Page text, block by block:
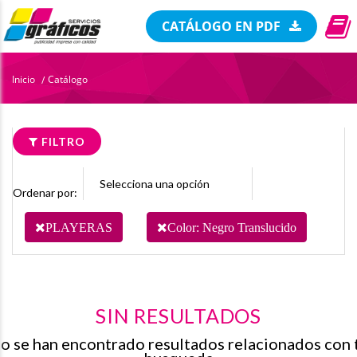
CATÁLOGO EN PDF
Inicio / Catálogo
FILTRO
Ordenar por:
PLAYERAS Color: Negro Translucido
SIN RESULTADOS
se han encontrado resultados relacionados con